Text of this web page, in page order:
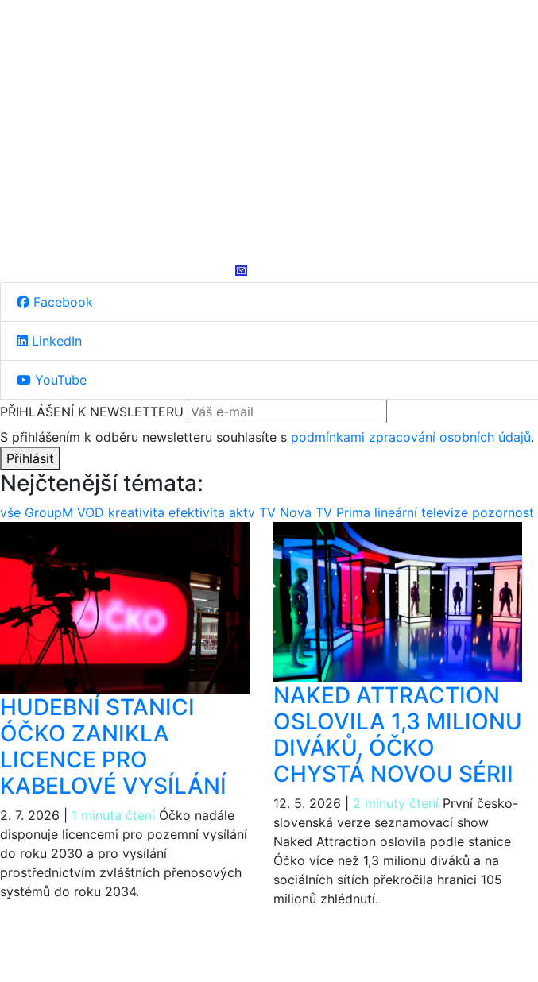
Facebook
LinkedIn
YouTube
PŘIHLÁŠENÍ K NEWSLETTERU
S přihlášením k odběru newsletteru souhlasíte s podmínkami zpracování osobních údajů.
Přihlásit
Nejčtenější témata:
vše GroupM VOD kreativita efektivita aktv TV Nova TV Prima lineární televize pozornost
HUDEBNÍ STANICI
ÓČKO ZANIKLA
LICENCE PRO
KABELOVÉ VYSÍLÁNÍ
2. 7. 2026 1 minuta čtení Óčko nadále
disponuje licencemi pro pozemní vysílání
do roku 2030 a pro vysílání
prostřednictvím zvláštních přenosových
systémů do roku 2034.
NAKED ATTRACTION
OSLOVILA 1,3 MILIONU
DIVÁKŮ, ÓČKO
CHYSTÁ NOVOU SÉRII
12. 5. 2026 2 minuty čteníPrvní česko-
slovenská verze seznamovací show
Naked Attraction oslovila podle stanice
Óčko více než 1,3 milionu diváků a na
sociálních sítích překročila hranici 105
milionů zhlédnutí.